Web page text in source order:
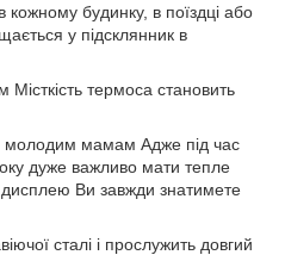
кожному будинку, в поїздці або
у підсклянник в
термоса становить
молодим мамам Адже під час
дуже важливо мати тепле
Ви завжди знатимете
сталі і прослужить довгий